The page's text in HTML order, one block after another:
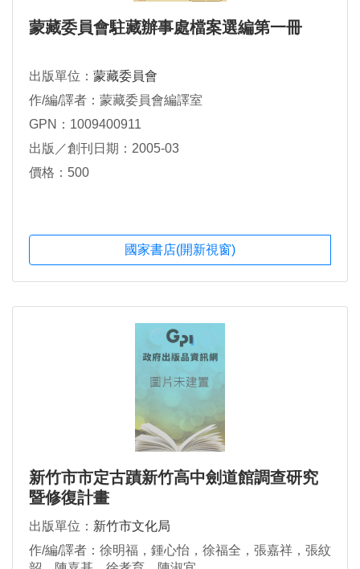
蒙藏委員會駐藏辦事處檔案選編第一冊
出版單位： 蒙藏委員會
作/編/譯者：蒙藏委員會編譯室
GPN：1009400911
出版／創刊日期：2005-03
價格：500
國家書店(開新視窗)
新竹市市定古蹟新竹高中劍道館調查研究
暨修復計畫
出版單位： 新竹市文化局
作/編/譯者：徐明福，鍾心怡，徐福全，張嘉祥，張紋